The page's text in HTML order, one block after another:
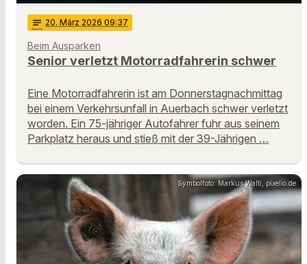
notes 20. März 2026 09:37
Beim Ausparken
Senior verletzt Motorradfahrerin schwer
Eine Motorradfahrerin ist am Donnerstagnachmittag
bei einem Verkehrsunfall in Auerbach schwer verletzt
worden. Ein 75-jähriger Autofahrer fuhr aus seinem
Parkplatz heraus und stieß mit der 39-Jährigen …
Symbolfoto: Markus Walti, pixelio.de